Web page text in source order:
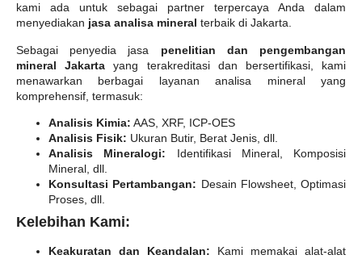
kami ada untuk sebagai partner terpercaya Anda dalam
menyediakan jasa analisa mineral terbaik di Jakarta.
Sebagai penyedia jasa penelitian dan pengembangan
mineral Jakarta yang terakreditasi dan bersertifikasi, kami
menawarkan berbagai layanan analisa mineral yang
komprehensif, termasuk:
Analisis Kimia: AAS, XRF, ICP-OES
Analisis Fisik: Ukuran Butir, Berat Jenis, dll.
Analisis Mineralogi: Identifikasi Mineral, Komposisi
Mineral, dll.
Konsultasi Pertambangan: Desain Flowsheet, Optimasi
Proses, dll.
Kelebihan Kami:
Keakuratan dan Keandalan: Kami memakai alat-alat